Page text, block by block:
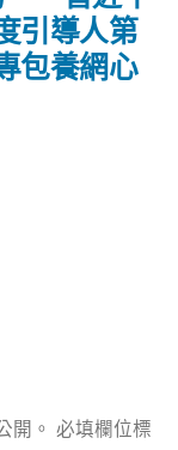
引導人第
包養網心
開。 必填欄位標